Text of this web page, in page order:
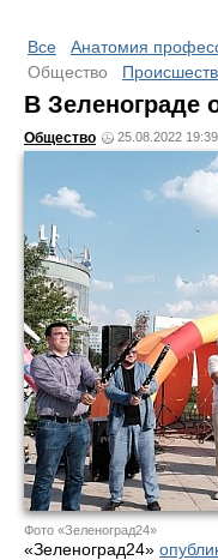
Все Анатомия
Общество
В Зеленограде
Общество 25.08.2022 19:39
Фото «Зеленоград24»
«Зеленоград24»